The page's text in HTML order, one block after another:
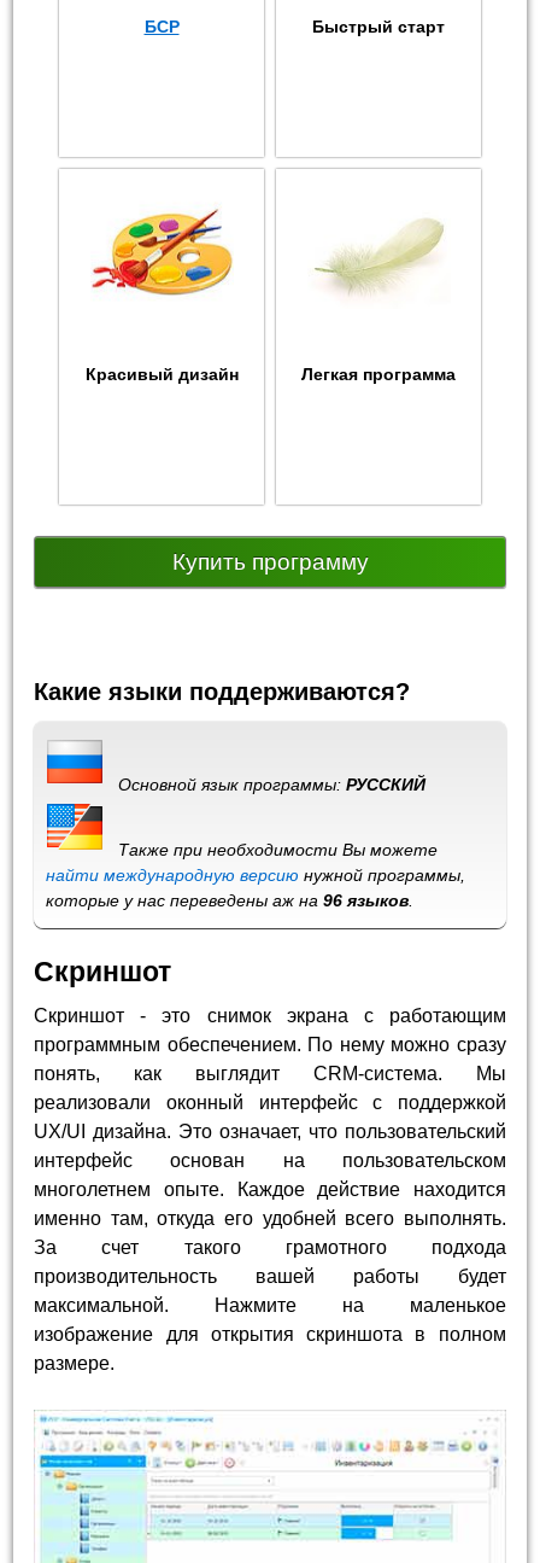
БСР Быстрый старт
Красивый дизайн Легкая программа
Купить программу
Какие языки поддерживаются?
Основной язык программы:РУССКИЙ
Также при необходимости Вы можете
найти международную версию нужной программы,
которые у нас переведены аж на96 языков
Скриншот
Скриншот - это снимок экрана с работающим
программным обеспечением. По нему можно сразу
понять, как выглядит CRM-система. Мы
реализовали оконный интерфейс с поддержкой
UX/UI дизайна. Это означает, что пользовательский
интерфейс основан на пользовательском
многолетнем опыте. Каждое действие находится
именно там, откуда его удобней всего выполнять.
За счет такого грамотного подхода
производительность вашей работы будет
максимальной. Нажмите на маленькое
изображение для открытия скриншота в полном
размере.